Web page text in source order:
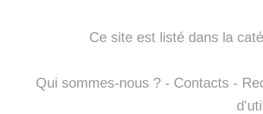
Ce site est listé dans la
Qui sommes-nous ? - Contacts -